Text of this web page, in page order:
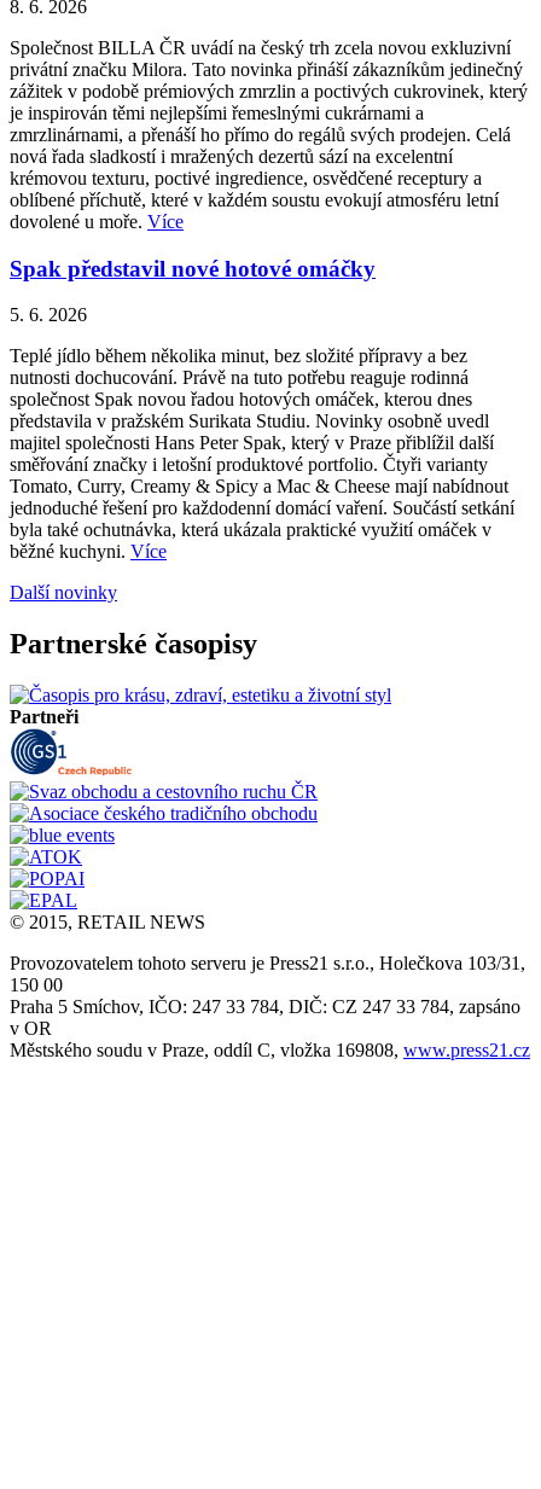
8. 6. 2026
Společnost BILLA ČR uvádí na český trh zcela novou exkluzivní
privátní značku Milora. Tato novinka přináší zákazníkům jedinečný
zážitek v podobě prémiových zmrzlin a poctivých cukrovinek, který
je inspirován těmi nejlepšími řemeslnými cukrárnami a
zmrzlinárnami, a přenáší ho přímo do regálů svých prodejen. Celá
nová řada sladkostí i mražených dezertů sází na excelentní
krémovou texturu, poctivé ingredience, osvědčené receptury a
oblíbené příchutě, které v každém soustu evokují atmosféru letní
dovolené u moře. Více
Spak představil nové hotové omáčky
5. 6. 2026
Teplé jídlo během několika minut, bez složité přípravy a bez
nutnosti dochucování. Právě na tuto potřebu reaguje rodinná
společnost Spak novou řadou hotových omáček, kterou dnes
představila v pražském Surikata Studiu. Novinky osobně uvedl
majitel společnosti Hans Peter Spak, který v Praze přiblížil další
směřování značky i letošní produktové portfolio. Čtyři varianty
Tomato, Curry, Creamy & Spicy a Mac & Cheese mají nabídnout
jednoduché řešení pro každodenní domácí vaření. Součástí setkání
byla také ochutnávka, která ukázala praktické využití omáček v
běžné kuchyni. Více
Další novinky
Partnerské časopisy
Partneři
© 2015, RETAIL NEWS
Provozovatelem tohoto serveru je Press21 s.r.o., Holečkova 103/31,
150 00
Praha 5 Smíchov, IČO: 247 33 784, DIČ: CZ 247 33 784, zapsáno
v OR
Městského soudu v Praze, oddíl C, vložka 169808, www.press21.cz